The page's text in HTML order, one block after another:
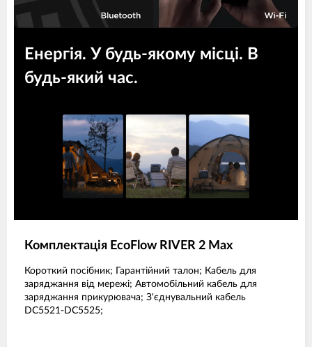
Енергія. У будь-якому місці. В
будь-який час.
Комплектація EcoFlow RIVER 2 Max
Короткий посібник; Гарантійний талон; Кабель для
заряджання від мережі; Автомобільний кабель для
заряджання прикурювача; З'єднувальний кабель
DC5521-DC5525;